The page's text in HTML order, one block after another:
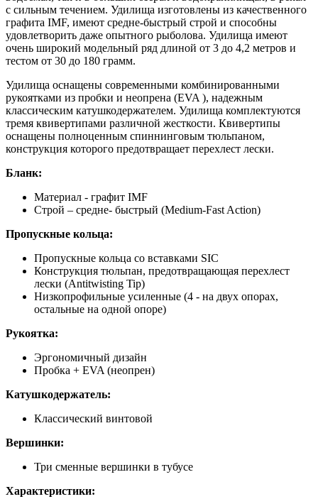
с сильным течением. Удилища изготовлены из качественного
графита IMF, имеют средне-быстрый строй и способны
удовлетворить даже опытного рыболова. Удилища имеют
очень широкий модельный ряд длиной от 3 до 4,2 метров и
тестом от 30 до 180 грамм.
Удилища оснащены современными комбинированными
рукоятками из пробки и неопрена (EVA ), надежным
классическим катушкодержателем. Удилища комплектуются
тремя квивертипами различной жесткости. Квивертипы
оснащены полноценным спиннинговым тюльпаном,
конструкция которого предотвращает перехлест лески.
Бланк:
Материал - графит IMF
Строй – средне- быстрый (Medium-Fast Action)
Пропускные кольца:
Пропускные кольца со вставками SIC
Конструкция тюльпан, предотвращающая перехлест
лески (Antitwisting Tip)
Низкопрофильные усиленные (4 - на двух опорах,
остальные на одной опоре)
Рукоятка:
Эргономичный дизайн
Пробка + EVA (неопрен)
Катушкодержатель:
Классический винтовой
Вершинки:
Три сменные вершинки в тубусе
Характеристики: